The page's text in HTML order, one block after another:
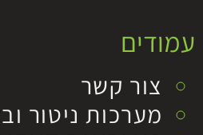
עמודים
צור קשר
מערכות ניטור